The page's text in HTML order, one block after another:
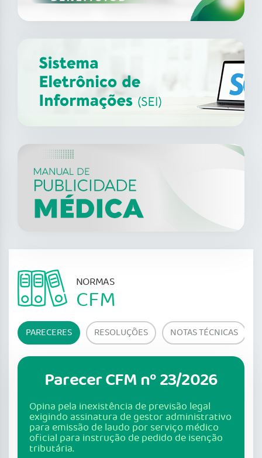
XII Fórum de Medicina do
Trabalho do CFM
14 ago
2026
NORMAS
CFM
PARECERES RESOLUÇÕES NOTAS TÉCNICAS
Parecer CFM nº 23/2026
Opina pela inexistência de previsão legal
exigindo assinatura de gestor administrativo
para emissão de laudo por serviço médico
oficial para instrução de pedido de isenção
tributária.